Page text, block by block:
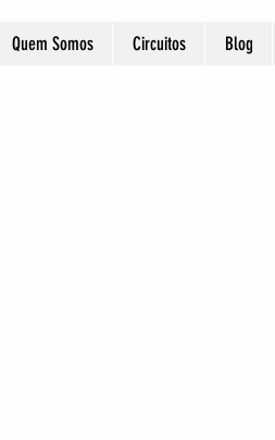
Quem Somos Circuitos Blog